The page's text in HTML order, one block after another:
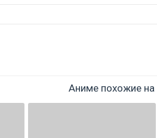
Аниме похожие на